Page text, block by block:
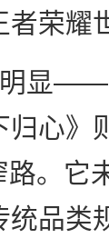
荣耀
——
心》
路。它
品类